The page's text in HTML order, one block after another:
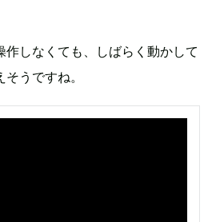
作しなくても、しばらく動かして
うですね。